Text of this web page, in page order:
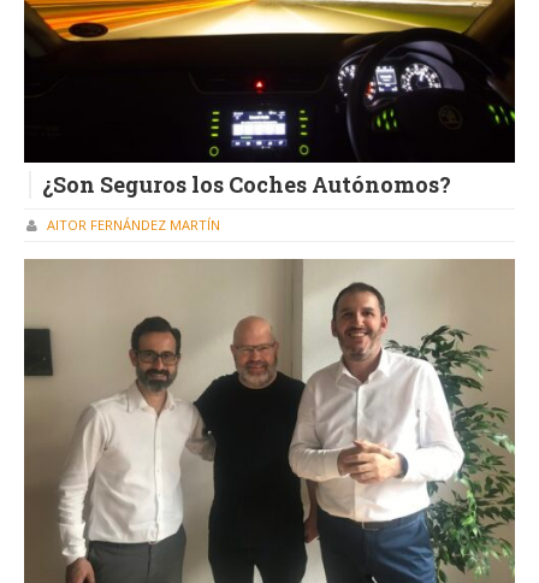
¿Son Seguros los Coches Autónomos?
AITOR FERNÁNDEZ MARTÍN